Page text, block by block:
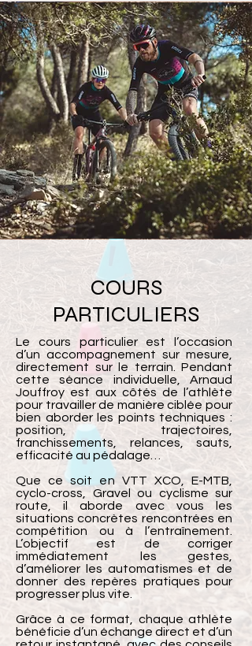
COURS
PARTICULIERS
Le cours particulier est l’occasion
d’un accompagnement sur mesure,
directement sur le terrain. Pendant
cette séance individuelle, Arnaud
Jouffroy est aux côtés de l’athlète
pour travailler de manière ciblée pour
bien aborder les points techniques :
position, trajectoires,
franchissements, relances, sauts,
efficacité au pédalage…
Que ce soit en VTT XCO, E-MTB,
cyclo-cross, Gravel ou cyclisme sur
route, il aborde avec vous les
situations concrètes rencontrées en
compétition ou à l’entraînement.
L’objectif est de corriger
immédiatement les gestes,
d’améliorer les automatismes et de
donner des repères pratiques pour
progresser plus vite.
Grâce à ce format, chaque athlète
bénéficie d’un échange direct et d’un